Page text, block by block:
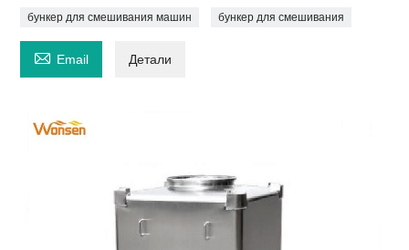
бункер для смешивания машин бункер для смешивания
 Email Детали